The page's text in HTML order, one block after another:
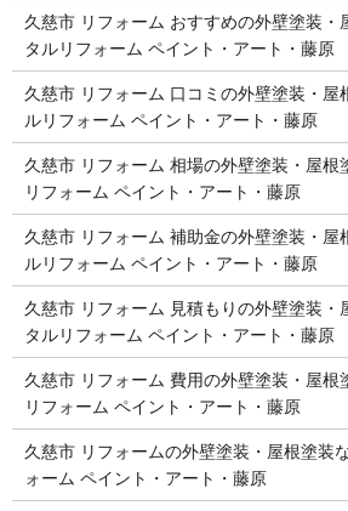
久慈市 リフォーム おすすめの外壁塗装・
タルリフォーム ペイント・アート・藤原
久慈市 リフォーム 口コミの外壁塗装・屋
ルリフォーム ペイント・アート・藤原
久慈市 リフォーム 相場の外壁塗装・屋根
リフォーム ペイント・アート・藤原
久慈市 リフォーム 補助金の外壁塗装・屋
ルリフォーム ペイント・アート・藤原
久慈市 リフォーム 見積もりの外壁塗装・
タルリフォーム ペイント・アート・藤原
久慈市 リフォーム 費用の外壁塗装・屋根
リフォーム ペイント・アート・藤原
久慈市 リフォームの外壁塗装・屋根塗装
ォーム ペイント・アート・藤原